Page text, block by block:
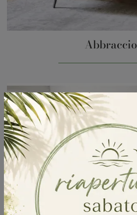
Abbraccio